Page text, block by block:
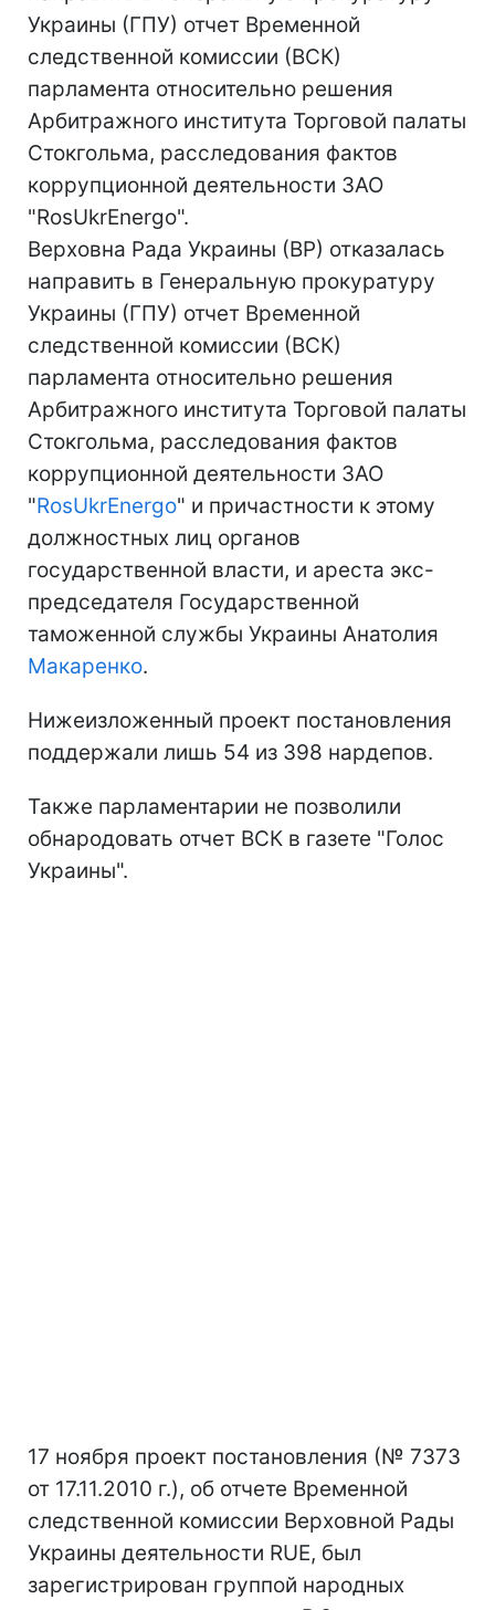
Украины (ГПУ) отчет Временной
следственной комиссии (ВСК)
парламента относительно решения
Арбитражного института Торговой палаты
Стокгольма, расследования фактов
коррупционной деятельности ЗАО
"RosUkrEnergo".
Верховна Рада Украины (ВР) отказалась
направить в Генеральную прокуратуру
Украины (ГПУ) отчет Временной
следственной комиссии (ВСК)
парламента относительно решения
Арбитражного института Торговой палаты
Стокгольма, расследования фактов
коррупционной деятельности ЗАО
"RosUkrEnergo" и причастности к этому
должностных лиц органов
государственной власти, и ареста экс-
председателя Государственной
таможенной службы Украины Анатолия
Макаренко.
Нижеизложенный проект постановления
поддержали лишь 54 из 398 нардепов.
Также парламентарии не позволили
обнародовать отчет ВСК в газете "Голос
Украины".
17 ноября проект постановления (№ 7373
от 17.11.2010 г.), об отчете Временной
следственной комиссии Верховной Рады
Украины деятельности RUE, был
зарегистрирован группой народных